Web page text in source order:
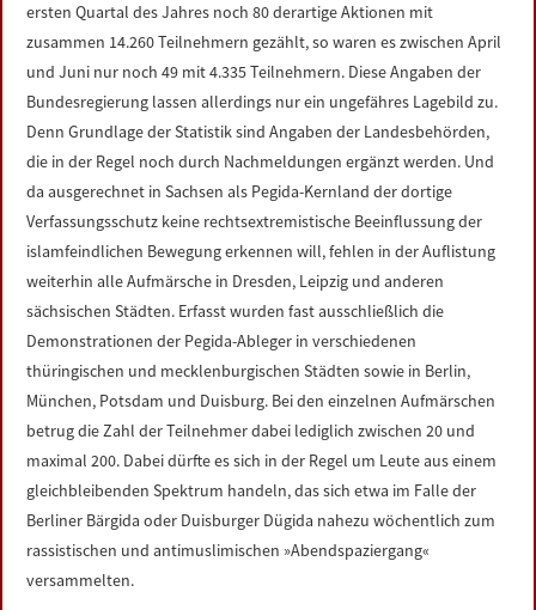
ersten Quartal des Jahres noch 80 derartige Aktionen mit
zusammen 14.260 Teilnehmern gezählt, so waren es zwischen April
und Juni nur noch 49 mit 4.335 Teilnehmern. Diese Angaben der
Bundesregierung lassen allerdings nur ein ungefähres Lagebild zu.
Denn Grundlage der Statistik sind Angaben der Landesbehörden,
die in der Regel noch durch Nachmeldungen ergänzt werden. Und
da ausgerechnet in Sachsen als Pegida-Kernland der dortige
Verfassungsschutz keine rechtsextremistische Beeinflussung der
islamfeindlichen Bewegung erkennen will, fehlen in der Auflistung
weiterhin alle Aufmärsche in Dresden, Leipzig und anderen
sächsischen Städten. Erfasst wurden fast ausschließlich die
Demonstrationen der Pegida-Ableger in verschiedenen
thüringischen und mecklenburgischen Städten sowie in Berlin,
München, Potsdam und Duisburg. Bei den einzelnen Aufmärschen
betrug die Zahl der Teilnehmer dabei lediglich zwischen 20 und
maximal 200. Dabei dürfte es sich in der Regel um Leute aus einem
gleichbleibenden Spektrum handeln, das sich etwa im Falle der
Berliner Bärgida oder Duisburger Dügida nahezu wöchentlich zum
rassistischen und antimuslimischen »Abendspaziergang«
versammelten.